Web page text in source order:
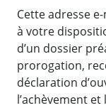
Cette adresse
à votre
d’un dossier
prorogation,
déclaration
l’achèvement